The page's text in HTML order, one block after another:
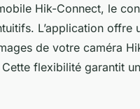
Hik-Connect, le
L’application offre
de votre caméra
flexibilité garantit